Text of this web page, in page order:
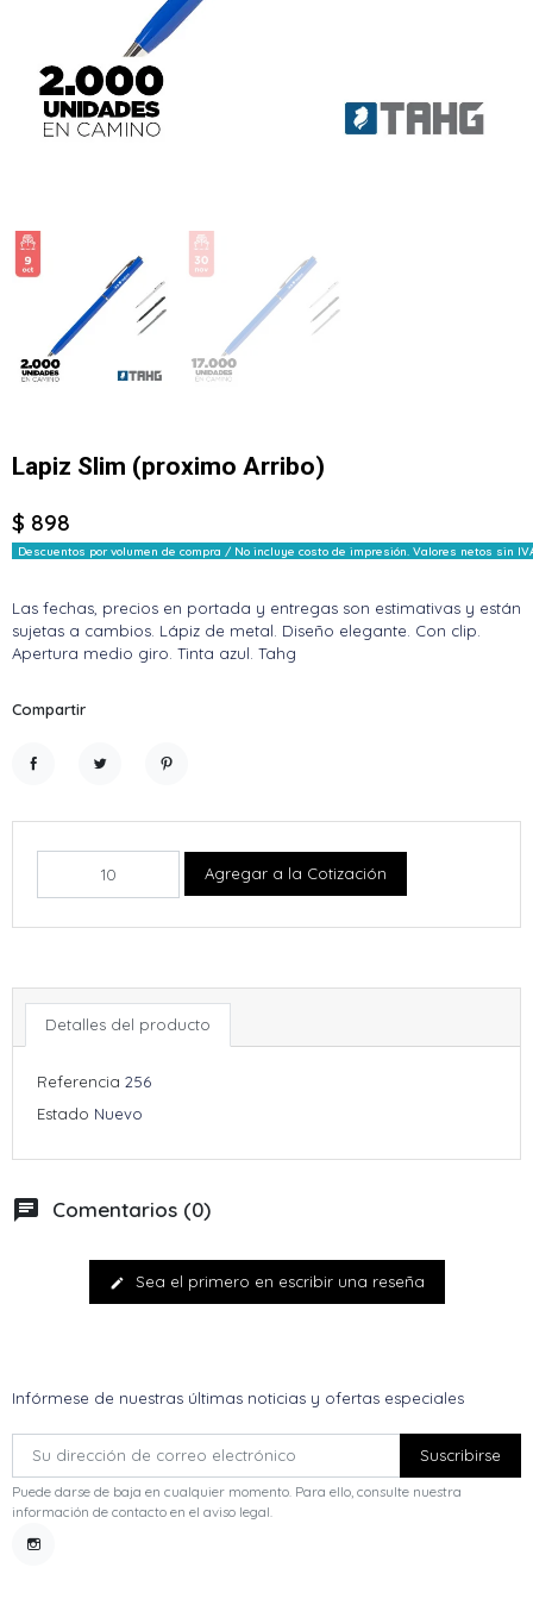
Lapiz Slim (proximo Arribo)
$ 898
Descuentos por volumen de compra / No incluye costo de impresión. Valores netos sin
Las fechas, precios en portada y entregas son estimativas y están
sujetas a cambios. Lápiz de metal. Diseño elegante. Con clip.
Apertura medio giro. Tinta azul. Tahg
Compartir
Agregar a la Cotización
Detalles del producto
Referencia 256
Estado Nuevo
chat Comentarios (0)
edit Sea el primero en escribir una reseña
Infórmese de nuestras últimas noticias y ofertas especiales
Puede darse de baja en cualquier momento. Para ello, consulte nuestra
información de contacto en el aviso legal.